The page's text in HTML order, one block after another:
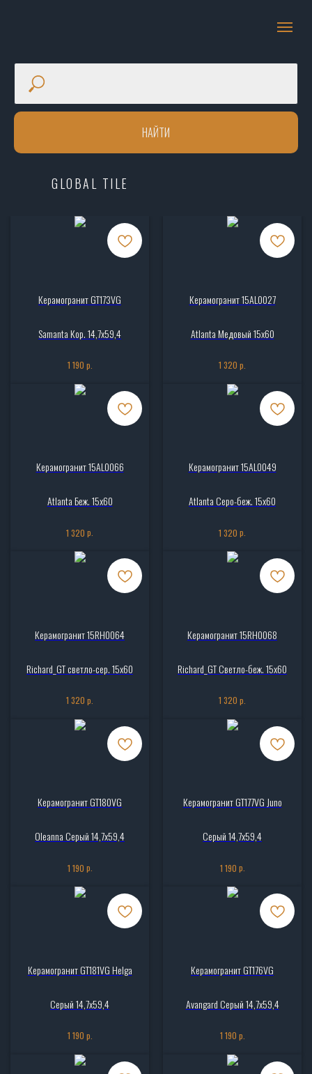
НАЙТИ
GLOBAL TILE
Керамогранит GT173VG
Samanta Кор. 14,7x59,4
1 190 р.
Керамогранит 15AL0027
Atlanta Медовый 15х60
1 320 р.
Керамогранит 15AL0066
Atlanta Беж. 15х60
1 320 р.
Керамогранит 15AL0049
Atlanta Серо-беж. 15х60
1 320 р.
Керамогранит 15RH0064
Richard_GT светло-сер. 15x60
1 320 р.
Керамогранит 15RH0068
Richard_GT Светло-беж. 15x60
1 320 р.
Керамогранит GT180VG
Oleanna Серый 14,7x59,4
1 190 р.
Керамогранит GT177VG Juno
Серый 14,7x59,4
1 190 р.
Керамогранит GT181VG Helga
Серый 14,7x59,4
1 190 р.
Керамогранит GT176VG
Avangard Серый 14,7x59,4
1 190 р.